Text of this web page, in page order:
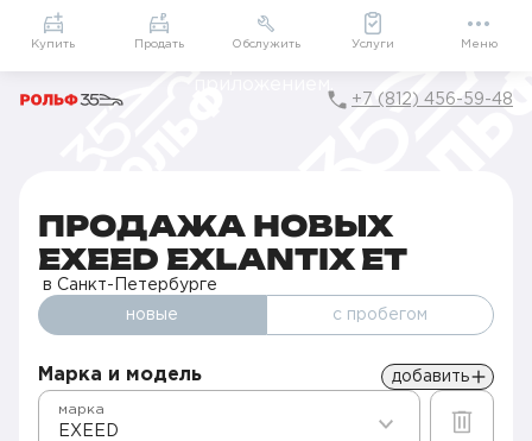
Приложение
Мой РОЛЬФ
Подарки внутри
+7 (812) 456-59-48
ПРОДАЖА НОВЫХ
EXEED EXLANTIX ET
в Санкт-Петербурге
новые с пробегом
Марка и модель добавить
EXEED
марка
Купить Продать Обслужить Услуги Меню